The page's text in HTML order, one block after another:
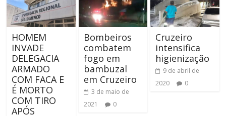
HOMEM
INVADE
DELEGACIA
ARMADO
COM FACA E
É MORTO
COM TIRO
APÓS
Bombeiros
combatem
fogo em
bambuzal
em Cruzeiro
3 de maio de
2021
0
Cruzeiro
intensifica
higienização
9 de abril de
2020
0